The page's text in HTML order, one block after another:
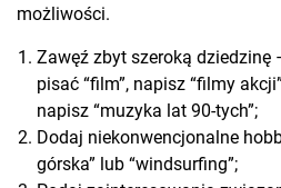
możliwości.
Zawęź zbyt szeroką dziedzinę
pisać “film”, napisz “filmy
napisz “muzyka lat 90-tych”;
Dodaj niekonwencjonalne
górska” lub “windsurfing”;